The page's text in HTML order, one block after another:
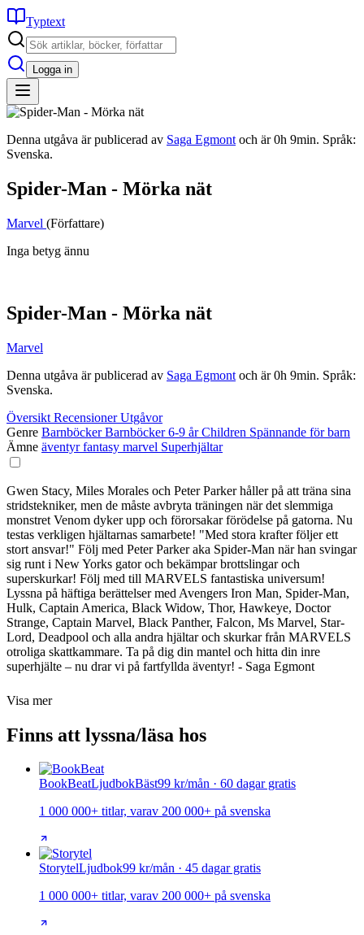
Typtext
Logga in
Denna utgåva är publicerad av Saga Egmont och är 0h 9min. Språk:
Svenska.
Spider-Man - Mörka nät
Marvel (Författare)
Inga betyg ännu
Spider-Man - Mörka nät
Marvel
Denna utgåva är publicerad av Saga Egmont och är 0h 9min. Språk:
Svenska.
Översikt RecensionerUtgåvor
Genre BarnböckerBarnböcker 6-9 årChildren Spännande för barn
Ämne äventyrfantasy marvel Superhjältar
Gwen Stacy, Miles Morales och Peter Parker håller på att träna sina
stridstekniker, men de måste avbryta träningen när det slemmiga
monstret Venom dyker upp och förorsakar förödelse på gatorna. Nu
testas verkligen hjältarnas samarbete! "Med stora krafter följer ett
stort ansvar!" Följ med Peter Parker aka Spider-Man när han svingar
sig runt i New Yorks gator och bekämpar brottslingar och
superskurkar! Följ med till MARVELS fantastiska universum!
Lyssna på häftiga berättelser med Avengers Iron Man, Spider-Man,
Hulk, Captain America, Black Widow, Thor, Hawkeye, Doctor
Strange, Captain Marvel, Black Panther, Falcon, Ms Marvel, Star-
Lord, Deadpool och alla andra hjältar och skurkar från MARVELS
otroliga skattkammare. Ta på dig din mantel och hitta din inre
superhjälte – nu drar vi på fartfyllda äventyr! - Saga Egmont
Visa mer
Finns att lyssna/läsa hos
BookBeatLjudbokBäst99 kr/mån · 60 dagar gratis
1 000 000+ titlar, varav 200 000+ på svenska
StorytelLjudbok99 kr/mån · 45 dagar gratis
1 000 000+ titlar, varav 200 000+ på svenska